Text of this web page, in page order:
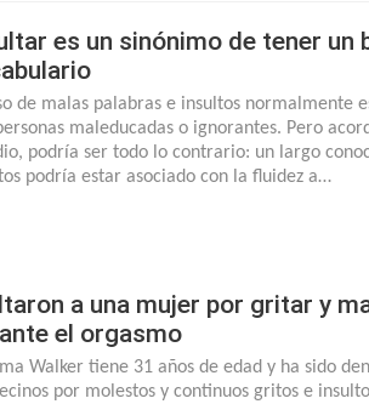
es un sinónimo de tener un
de malas palabras e insultos normalmente
maleducadas o ignorantes. Pero
podría ser todo lo contrario: un largo
podría estar asociado con la fluidez a…
a una mujer por gritar y
el orgasmo
Walker tiene 31 años de edad y ha sido
por molestos y continuos gritos e